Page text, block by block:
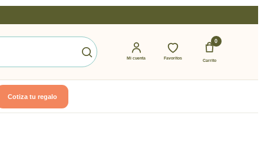
Mi cuenta Favoritos
0
Carrito
Cotiza tu regalo